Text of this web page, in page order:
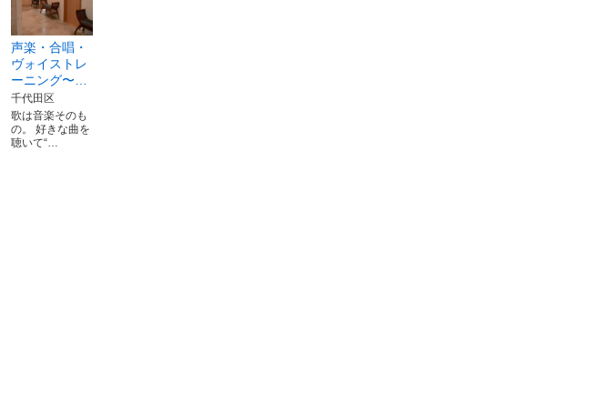
声楽・合唱・
ヴォイストレ
ーニング〜…
千代田区
歌は音楽そのも
の。 好きな曲を
聴いて“…